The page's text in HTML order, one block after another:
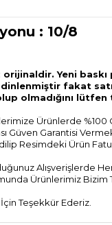
: 10/8
Yeni baskı
dinlenmiştir fakat
olmadığını
Ürünlerde %100
Güven Garantisi
Resimdeki Ürün
Alışverişlerde
Ürünlerimiz Bizim
Teşekkür Ederiz.